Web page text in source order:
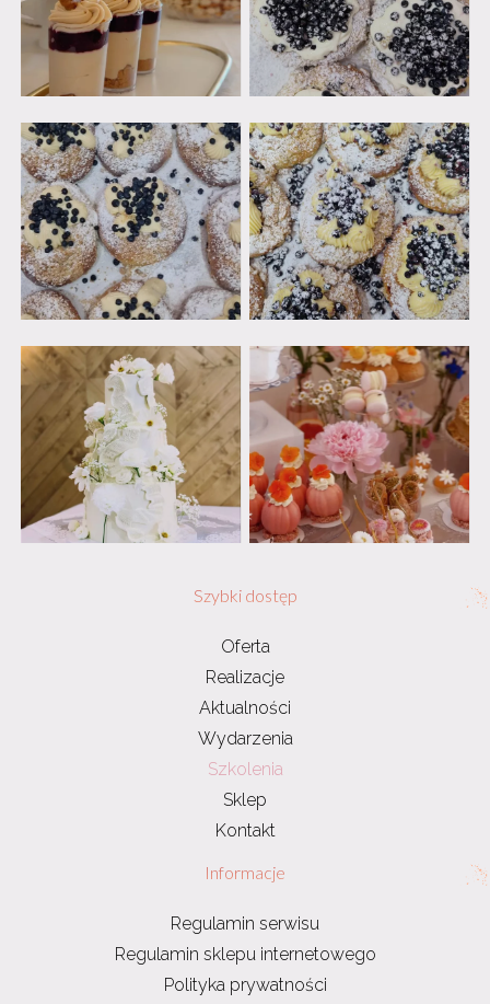
Szybki dostęp
Oferta
Realizacje
Aktualności
Wydarzenia
Szkolenia
Sklep
Kontakt
Informacje
Regulamin serwisu
Regulamin sklepu internetowego
Polityka prywatności